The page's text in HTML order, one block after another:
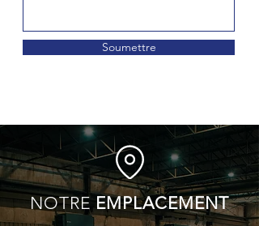
Soumettre
NOTREEMPLACEMENT